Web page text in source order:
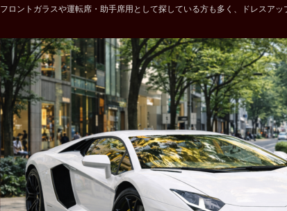
フロントガラスや運転席・助手席用として探している方も多く、ドレスア